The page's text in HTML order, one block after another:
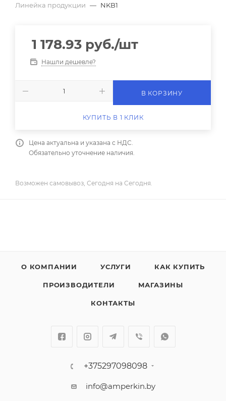
Линейка продукции — NKB1
1 178.93 руб./шт
Нашли дешевле?
В КОРЗИНУ
КУПИТЬ В 1 КЛИК
Цена актуальна и указана с НДС.
Обязательно уточнение наличия.
Возможен самовывоз, Сегодня на Сегодня.
О КОМПАНИИ УСЛУГИ КАК КУПИТЬ
ПРОИЗВОДИТЕЛИ МАГАЗИНЫ
КОНТАКТЫ
+375297098098
info@amperkin.by